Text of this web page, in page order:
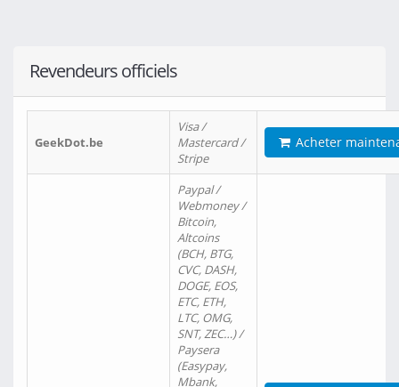
Revendeurs officiels
GeekDot.be
Visa /
Mastercard /
Stripe
Acheter
Paypal /
Webmoney /
Bitcoin,
Altcoins
(BCH, BTG,
CVC, DASH,
DOGE, EOS,
ETC, ETH,
LTC, OMG,
SNT, ZEC…) /
Paysera
(Easypay,
Mbank,